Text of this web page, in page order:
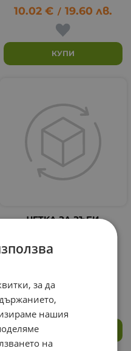
10.02 € / 19.60 лв.
КУПИ
ЧETKA ЗA ЗЪБИ
SENSODYNE ADVANCED
6.20 €
за да
нашия
на